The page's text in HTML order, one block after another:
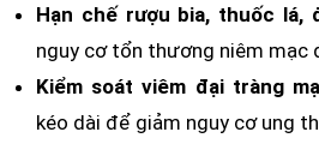
Hạn chế rượu bia, thuốc lá,
nguy cơ tổn thương niêm mạc
Kiểm soát viêm đại tràng
kéo dài để giảm nguy cơ ung